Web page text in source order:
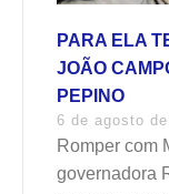
PARA ELA
JOÃO
PEPINO
6 de agosto
Romper com
governadora